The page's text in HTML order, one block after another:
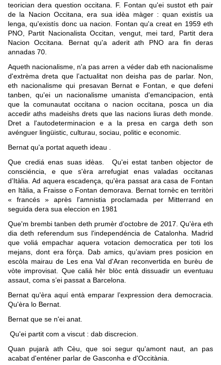
teorician dera question occitana. F. Fontan qu'ei sustot eth pair
de la Nacion Occitana, era sua idèa màger : quan existís ua
lenga, qu'existís donc ua nacion. Fontan qu'a creat en 1959 eth
PNO, Partit Nacionalista Occitan, vengut, mei tard, Partit dera
Nacion Occitana. Bernat qu'a aderit ath PNO ara fin deras
annadas 70.
Aqueth nacionalisme, n'a pas arren a véder dab eth nacionalisme
d'extrèma dreta que l’actualitat non deisha pas de parlar. Non,
eth nacionalisme qui presavan Bernat e Fontan, e que defeni
tanben, qu'ei un nacionalisme umanista d'emancipacion, entà
que la comunautat occitana o nacion occitana, posca un dia
accedir aths madeishs drets que las nacions liuras deth monde.
Dret a l'autodeterminacion e a la presa en carga deth son
avénguer lingüistic, culturau, sociau, politic e economic.
Bernat qu'a portat aqueth ideau .
Que crediá enas suas idèas. Qu'ei estat tanben objector de
consciéncia, e que s'èra arrefugiat enas valadas occitanas
d’Itàlia. Ad aquera escadença, qu'èra passat ara casa de Fontan
en Itàlia, a Fraisse o Fontan demorava. Bernat tornèc en territòri
« francés » après l'amnistia proclamada per Mitterrand en
seguida dera sua eleccion en 1981
Que'm brembi tanben deth prumèr d'octobre de 2017. Qu'èra eth
dia deth referendum sus l'independéncia de Catalonha. Madrid
que voliá empachar aquera votacion democratica per toti los
mejans, dont era fòrça. Dab amics, qu’aviam pres posicion en
escòla mairau de Les ena Val d'Aran reconvertida en burèu de
vòte improvisat. Que caliá hèr blòc entà dissuadir un eventuau
assaut, coma s’ei passat a Barcelona.
Bernat qu'èra aquí entà emparar l’expression dera democracia.
Qu'èra lo Bernat.
Bernat que se n'ei anat.
Qu'ei partit com a viscut : dab discrecion.
Quan pujarà ath Cèu, que soi segur qu'amont naut, an pas
acabat d'enténer parlar de Gasconha e d'Occitània.